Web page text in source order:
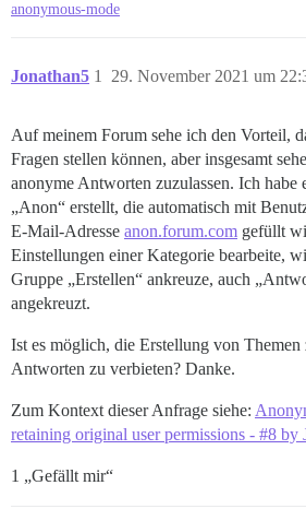
anonymous-mode
Jonathan5 29. November 2021 um
1
Auf meinem Forum sehe ich den Vorteil,
Fragen stellen können, aber insgesamt
anonyme Antworten zuzulassen. Ich habe
„Anon“ erstellt, die automatisch mit
E-Mail-Adresse anon.forum.com gefüllt
Einstellungen einer Kategorie bearbeite,
Gruppe „Erstellen“ ankreuze, auch
angekreuzt.
Ist es möglich, die Erstellung von Themen
Antworten zu verbieten? Danke.
Zum Kontext dieser Anfrage siehe:
retaining original user permissions - #8 by
1 „Gefällt mir“